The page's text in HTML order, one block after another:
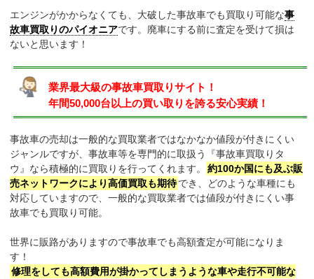
エンジンがかからなくても、大破した事故車でも買取り可能な事
故車買取りのパイオニアです。廃車にする前に査定を受けて損は
ないと思います！
業界最大級の事故車買取りサイト！
年間50,000台以上の買い取りを誇る安心実績！
事故車の売却は一般的な買取業者ではなかなか値段が付きにくい
ジャンルですが、事故車等を専門的に取扱う『事故車買取りタ
ウ』なら積極的に買取りを行ってくれます。
約100か国にも及ぶ販
売ネットワークにより高価買取も期待でき、どのような車種にも
対応していますので、一般的な買取業者では値段が付きにくい事
故車でも買取り可能。
世界に販路がありますので事故車でも高額査定が可能になりま
す！
修理をしても高額費用が掛かってしまうような車や走行不可能な